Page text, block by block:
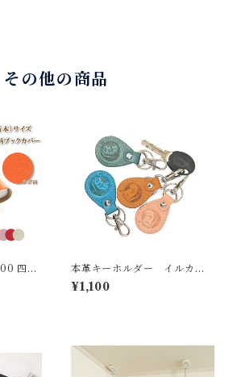
その他の商品
四六
本革キーホルダー イルカ
カワウソ ペンギン 3柄 4
色
¥1,100